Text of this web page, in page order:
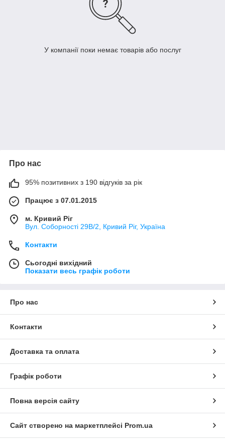
У компанії поки немає товарів або послуг
Про нас
95% позитивних з 190 відгуків за рік
Працює з 07.01.2015
м. Кривий Ріг
Вул. Соборності 29В/2, Кривий Ріг, Україна
Контакти
Сьогодні вихідний
Показати весь графік роботи
Про нас
Контакти
Доставка та оплата
Графік роботи
Повна версія сайту
Сайт створено на маркетплейсі Prom.ua